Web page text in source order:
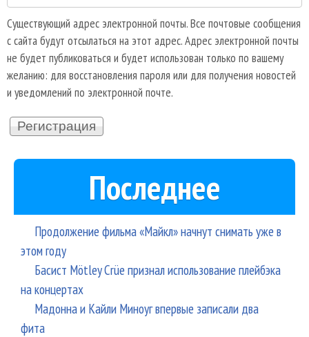
Существующий адрес электронной почты. Все почтовые сообщения
с сайта будут отсылаться на этот адрес. Адрес электронной почты
не будет публиковаться и будет использован только по вашему
желанию: для восстановления пароля или для получения новостей
и уведомлений по электронной почте.
Последнее
Продолжение фильма «Майкл» начнут снимать уже в
этом году
Басист Mötley Crüe признал использование плейбэка
на концертах
Мадонна и Кайли Миноуг впервые записали два
фита